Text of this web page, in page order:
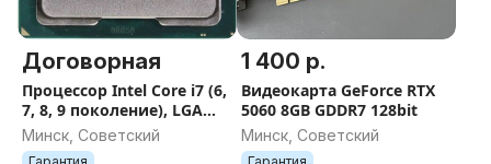
Договорная
Процессор Intel Core i7 (6,
7, 8, 9 поколение), LGA
1151
Минск, Советский
1 400 р.
Видеокарта GeForce RTX
5060 8GB GDDR7 128bit
Минск, Советский